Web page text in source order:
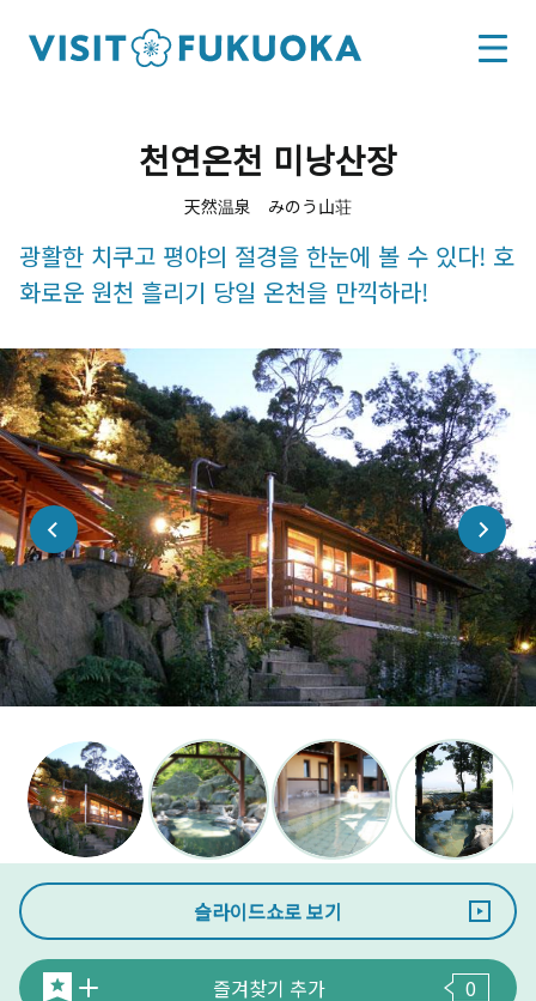
천연온천 미낭산장
天然温泉 みのう山荘
광활한 치쿠고 평야의 절경을 한눈에 볼 수 있다! 호
화로운 원천 흘리기 당일 온천을 만끽하라!
슬라이드쇼로 보기
즐겨찾기 추가 0